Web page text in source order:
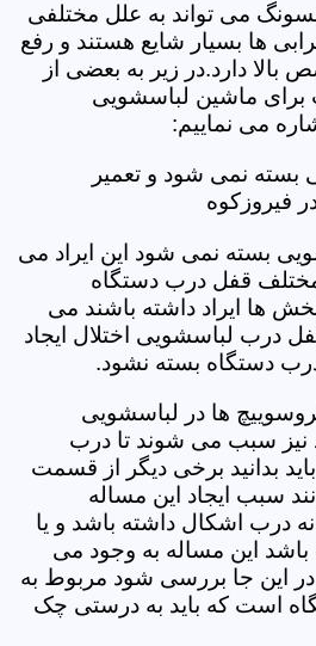
می تواند به علل مختلفی
ها بسیار شایع هستند و رفع
بالا دارد.در زیر به بعضی از
برای ماشین لباسشویی
می نماییم:
نمی شود و تعمیر
فیروزکوه
بسته نمی شود این ایراد می
مختلف قفل درب دستگاه
ها ایراد داشته باشند می
درب لباسشویی اختلال ایجاد
دستگاه بسته نشود.
ها در لباسشویی
سبب می شوند تا درب
بدانید برخی دیگر از قسمت
سبب ایجاد این مساله
درب اشکال داشته باشد و یا
این مساله به وجود می
در این جا بررسی شود مربوط به
است که باید به درستی چک